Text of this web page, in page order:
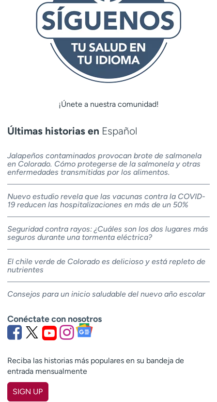
¡Únete a nuestra comunidad!
Últimas historias en Español
Jalapeños contaminados provocan brote de salmonela
en Colorado. Cómo protegerse de la salmonela y otras
enfermedades transmitidas por los alimentos.
Nuevo estudio revela que las vacunas contra la COVID-
19 reducen las hospitalizaciones en más de un 50%
Seguridad contra rayos: ¿Cuáles son los dos lugares más
seguros durante una tormenta eléctrica?
El chile verde de Colorado es delicioso y está repleto de
nutrientes
Consejos para un inicio saludable del nuevo año escolar
Conéctate con nosotros
Reciba las historias más populares en su bandeja de
entrada mensualmente
SIGN UP